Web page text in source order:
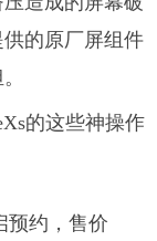
的原厂屏组件
预约，售价